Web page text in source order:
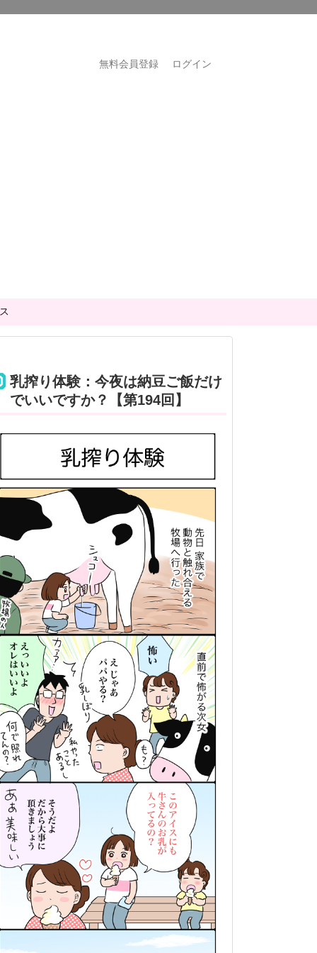
無料会員登録 ログイン
乳搾り体験：今夜は納豆ご飯だけ
でいいですか？【第194回】